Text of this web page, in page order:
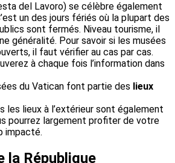
del Lavoro) se célèbre également
un des jours fériés où la plupart des
sont fermés. Niveau tourisme, il
généralité. Pour savoir si les musées
il faut vérifier au cas par cas.
à chaque fois l’information dans
du Vatican font partie des lieux
les lieux à l’extérieur sont également
pourrez largement profiter de votre
impacté.
la République